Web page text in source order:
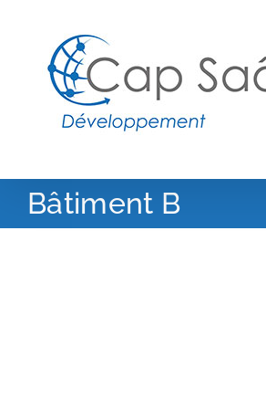
contenu
Bâtiment B